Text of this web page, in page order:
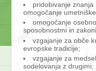
pridobivanje znanja
omogočanje
omogočanje
sposobnostmi in
vzgajanje za obče
evropske tradicije;
vzgajanje za
sodelovanja z drugimi;